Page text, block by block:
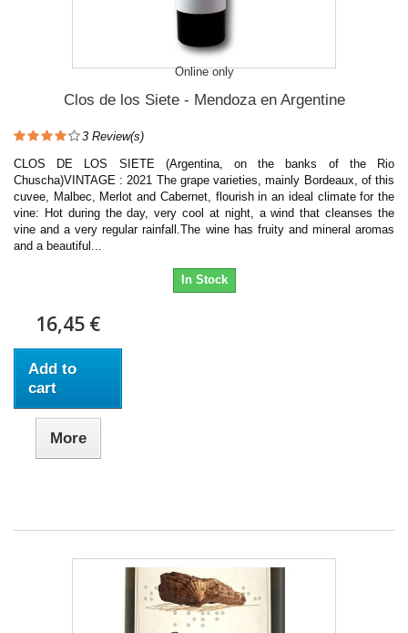
Online only
Clos de los Siete - Mendoza en Argentine
3 Review(s)
CLOS DE LOS SIETE (Argentina, on the banks of the Rio
Chuscha)VINTAGE : 2021 The grape varieties, mainly Bordeaux, of this
cuvee, Malbec, Merlot and Cabernet, flourish in an ideal climate for the
vine: Hot during the day, very cool at night, a wind that cleanses the
vine and a very regular rainfall.The wine has fruity and mineral aromas
and a beautiful...
In Stock
16,45 €
Add to
cart
More